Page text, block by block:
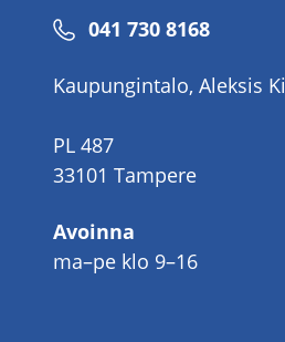
Puhelinnumero
041 730 8168
Kaupungintalo, Aleksis
PL 487
33101 Tampere
Avoinna
ma–pe klo 9–16